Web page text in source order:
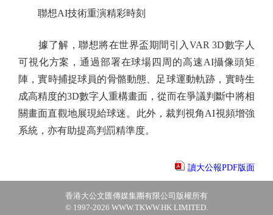
聯想AI技術重演精彩時刻
據了解，聯想將在世界盃期間引入VAR 3D數字人
可視化方案，通過部署在球場四周的高速AI攝像頭矩
陣，實時捕捉球員的骨骼動態、足球運動軌跡，實時生
成高精度的3D數字人重構畫面，從而在爭議判斷中將相
關畫面直觀地展現給球迷。此外，裁判視角AI視頻增強
系統，亦有助提高判罰精準度。
讀大公報PDF版面
香港大公文匯傳媒集團有限公司版權所有
© 1997-2026 WWW.TKWW.HK LIMITED.